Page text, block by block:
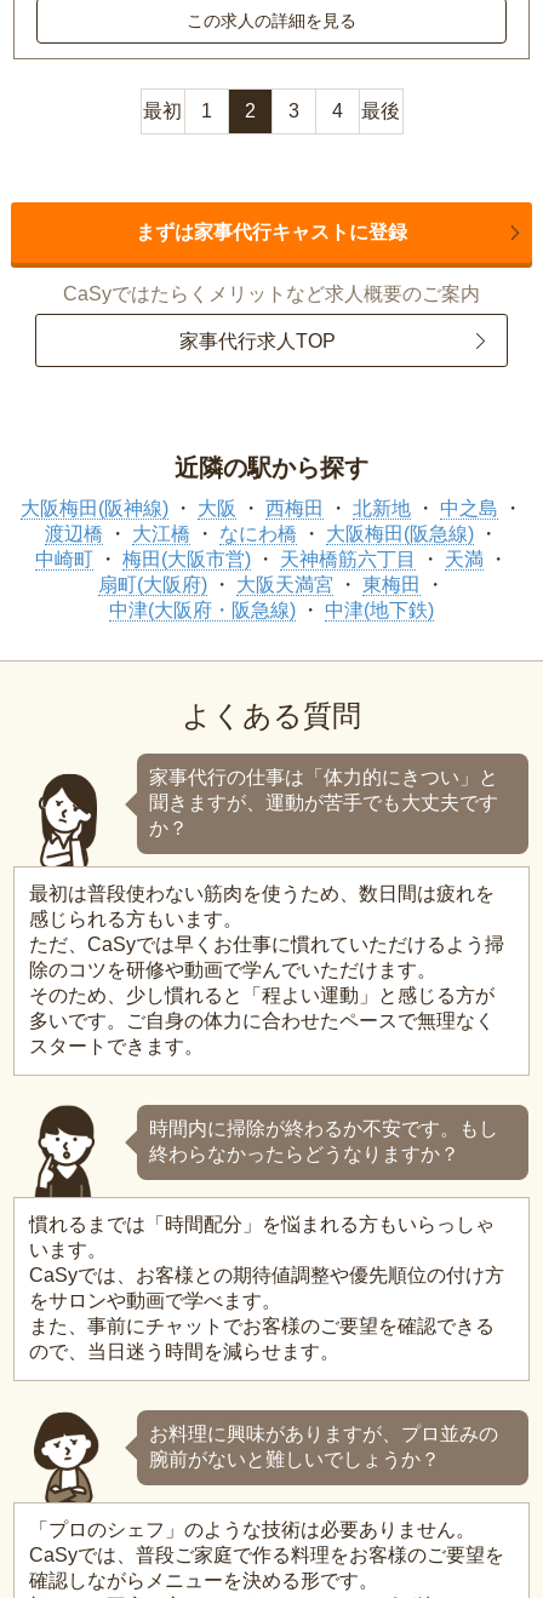
この求人の詳細を見る
最初 1 2 3 4 最後
まずは家事代行キャストに登録
CaSyではたらくメリットなど求人概要のご案内
家事代行求人TOP
近隣の駅から探す
大阪梅田(阪神線) 大阪 西梅田 北新地
中之島
渡辺橋
大江橋 なにわ橋
大阪梅田(阪急線)
中崎町
梅田(大阪市営) 天神橋筋六丁目
天満
扇町(大阪府)
大阪天満宮
東梅田
中津(大阪府・阪急線)
中津(地下鉄)
よくある質問
家事代行の仕事は「体力的にきつい」と
聞きますが、運動が苦手でも大丈夫です
か？
最初は普段使わない筋肉を使うため、数日間は疲れを
感じられる方もいます。
ただ、CaSyでは早くお仕事に慣れていただけるよう掃
除のコツを研修や動画で学んでいただけます。
そのため、少し慣れると「程よい運動」と感じる方が
多いです。ご自身の体力に合わせたペースで無理なく
スタートできます。
時間内に掃除が終わるか不安です。もし
終わらなかったらどうなりますか？
慣れるまでは「時間配分」を悩まれる方もいらっしゃ
います。
CaSyでは、お客様との期待値調整や優先順位の付け方
をサロンや動画で学べます。
また、事前にチャットでお客様のご要望を確認できる
ので、当日迷う時間を減らせます。
お料理に興味がありますが、プロ並みの
腕前がないと難しいでしょうか？
「プロのシェフ」のような技術は必要ありません。
CaSyでは、普段ご家庭で作る料理をお客様のご要望を
確認しながらメニューを決める形です。